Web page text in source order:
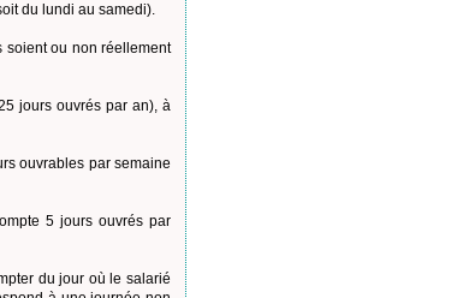
du lundi au samedi).
soient ou non réellement
jours ouvrés par an), à
ouvrables par semaine
5 jours ouvrés par
du jour où le salarié